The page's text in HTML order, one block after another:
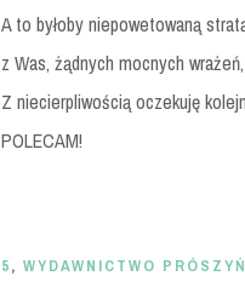
A to byłoby niepowetowaną
z Was, żądnych mocnych
Z niecierpliwością oczekuję
POLECAM!
5, WYDAWNICTWO